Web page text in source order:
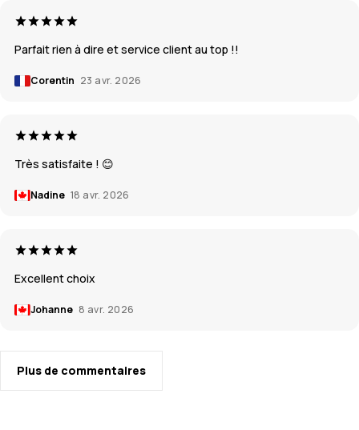
Parfait rien à dire et service client au top !!
Corentin 23 avr. 2026
Très satisfaite ! 😊
Nadine 18 avr. 2026
Excellent choix
Johanne 8 avr. 2026
Plus de commentaires